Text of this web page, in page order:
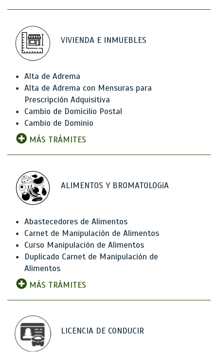
VIVIENDA E INMUEBLES
Alta de Adrema
Alta de Adrema con Mensuras para
Prescripción Adquisitiva
Cambio de Domicilio Postal
Cambio de Dominio
MÁS TRÁMITES
ALIMENTOS Y BROMATOLOGíA
Abastecedores de Alimentos
Carnet de Manipulación de Alimentos
Curso Manipulación de Alimentos
Duplicado Carnet de Manipulación de
Alimentos
MÁS TRÁMITES
LICENCIA DE CONDUCIR